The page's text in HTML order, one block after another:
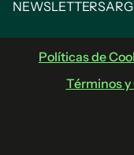
NEWSLETTERS
Políticas de
Términos